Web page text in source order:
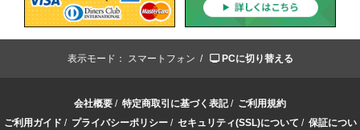
表示モード： スマートフォン / PCに切り替える
会社概要 / 特定商取引に基づく表記/ ご利用規約
ご利用ガイド / プライバシーポリシー/ セキュリティ(SSL)について / 保証につい